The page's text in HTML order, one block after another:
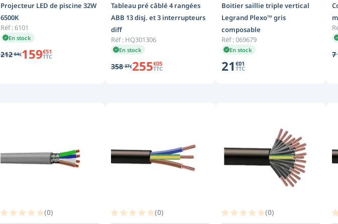
Projecteur LED de piscine 32W
6500K
Réf :6101
En stock
212 64€159€51
TTC
Tableau pré câblé 4 rangées
ABB 13 disj. et 3 interrupteurs
diff
Réf : HQ301306
En stock
358 37€255€05
TTC
Boitier saillie triple vertical
Legrand Plexo™ gris
composable
Réf :069679
En stock
21 €01
TTC
7
(0) (0) (0)